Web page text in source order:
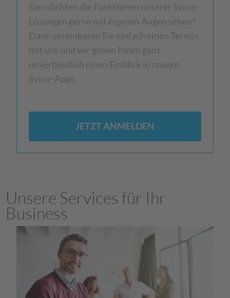
Sie möchten die Funktionen unserer Sycor-
Lösungen gerne mit eigenen Augen sehen?
Dann vereinbaren Sie einfach einen Termin
mit uns und wir geben Ihnen ganz
unverbindlich einen Einblick in unsere
Sycor-Apps.
JETZT ANMELDEN
Unsere Services für Ihr
Business